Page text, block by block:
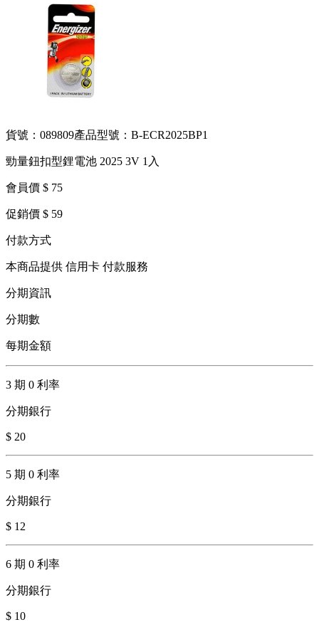
貨號：089809產品型號：B-ECR2025BP1
勁量鈕扣型鋰電池 2025 3V 1入
會員價 $ 75
促銷價 $ 59
付款方式
本商品提供 信用卡 付款服務
分期資訊
分期數
每期金額
3 期 0 利率
分期銀行
$ 20
5 期 0 利率
分期銀行
$ 12
6 期 0 利率
分期銀行
$ 10